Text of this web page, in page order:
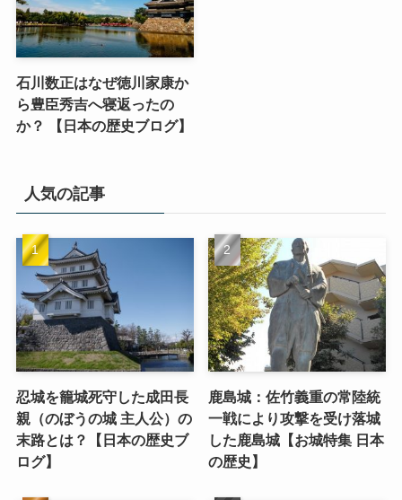
石川数正はなぜ徳川家康か
ら豊臣秀吉へ寝返ったの
か？ 【日本の歴史ブログ】
人気の記事
忍城を籠城死守した成田長
親（のぼうの城 主人公）の
末路とは？【日本の歴史ブ
ログ】
鹿島城：佐竹義重の常陸統
一戦により攻撃を受け落城
した鹿島城【お城特集 日本
の歴史】